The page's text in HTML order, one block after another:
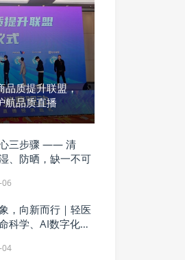
品质提升联盟，
航品质直播
三步骤 —— 清
、防晒，缺一不可
，向新而行｜轻医
科学、AI数字化、
04